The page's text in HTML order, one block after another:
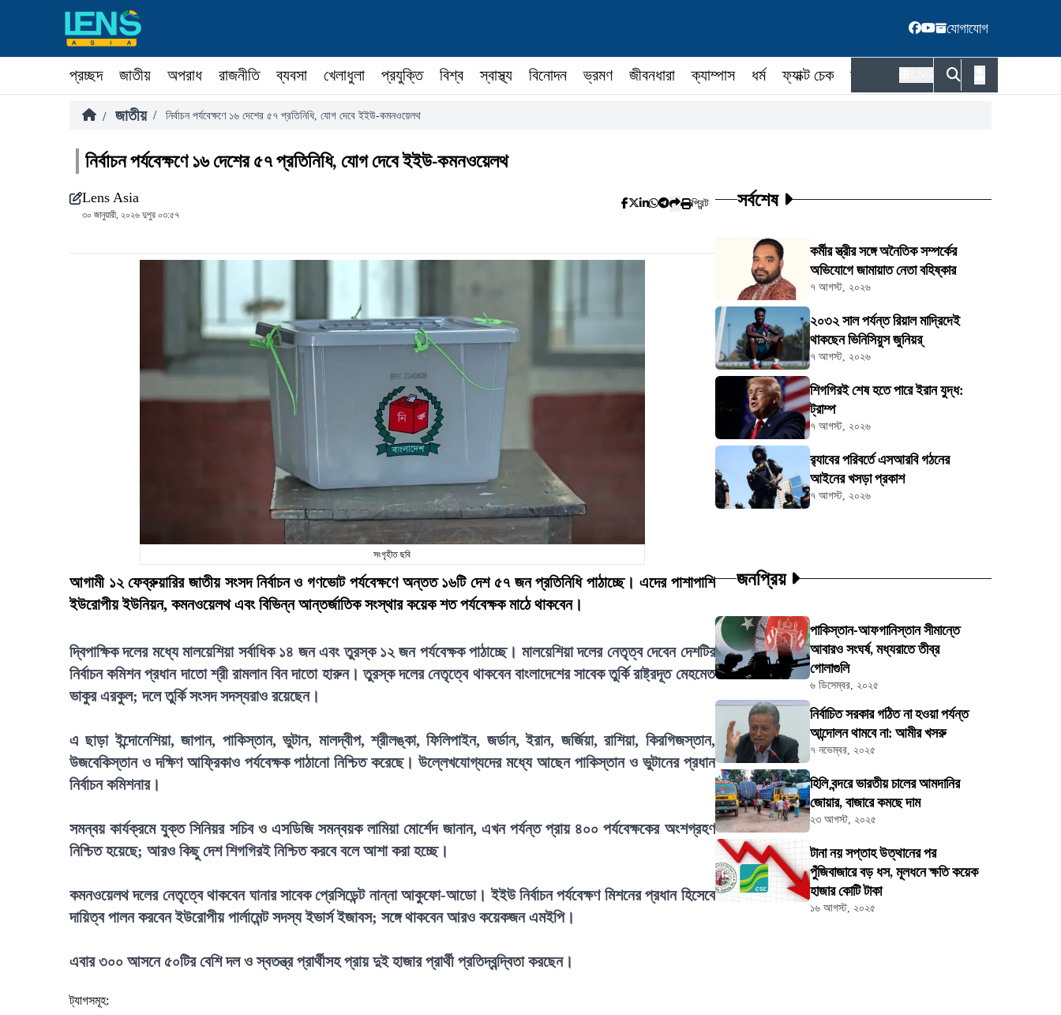
যোগাযোগ
প্রচ্ছদ জাতীয় অপরাধ রাজনীতি ব্যবসা খেলাধুলা প্রযুক্তি বিশ্ব স্বাস্থ্য বিনোদন ভ্রমণ জীবনধারা ক্যাম্পাস ধর্ম ফ্যাক্ট চেক কর্মকর্তা
/ জাতীয় / নির্বাচন পর্যবেক্ষণে ১৬ দেশের ৫৭ প্রতিনিধি, যোগ দেবে ইইউ-কমনওয়েলথ
নির্বাচন পর্যবেক্ষণে ১৬ দেশের ৫৭ প্রতিনিধি, যোগ দেবে ইইউ-কমনওয়েলথ
Lens Asia
৩০ জানুয়ারী, ২০২৬ দুপুর ০৩:৫৭
প্রিন্ট
সংগৃহীত ছবি
আগামী ১২ ফেব্রুয়ারির জাতীয় সংসদ নির্বাচন ও গণভোট পর্যবেক্ষণে অন্তত ১৬টি দেশ ৫৭ জন প্রতিনিধি পাঠাচ্ছে। এদের পাশাপাশি
ইউরোপীয় ইউনিয়ন, কমনওয়েলথ এবং বিভিন্ন আন্তর্জাতিক সংস্থার কয়েক শত পর্যবেক্ষক মাঠে থাকবেন।
দ্বিপাক্ষিক দলের মধ্যে মালয়েশিয়া সর্বাধিক ১৪ জন এবং তুরস্ক ১২ জন পর্যবেক্ষক পাঠাচ্ছে। মালয়েশিয়া দলের নেতৃত্ব দেবেন দেশটির
নির্বাচন কমিশন প্রধান দাতো শ্রী রামলান বিন দাতো হারুন। তুরস্ক দলের নেতৃত্বে থাকবেন বাংলাদেশের সাবেক তুর্কি রাষ্ট্রদূত মেহমেত
ভাকুর এরকুল; দলে তুর্কি সংসদ সদস্যরাও রয়েছেন।
এ ছাড়া ইন্দোনেশিয়া, জাপান, পাকিস্তান, ভুটান, মালদ্বীপ, শ্রীলঙ্কা, ফিলিপাইন, জর্ডান, ইরান, জর্জিয়া, রাশিয়া, কিরগিজস্তান,
উজবেকিস্তান ও দক্ষিণ আফ্রিকাও পর্যবেক্ষক পাঠানো নিশ্চিত করেছে। উল্লেখযোগ্যদের মধ্যে আছেন পাকিস্তান ও ভুটানের প্রধান
নির্বাচন কমিশনার।
সমন্বয় কার্যক্রমে যুক্ত সিনিয়র সচিব ও এসডিজি সমন্বয়ক লামিয়া মোর্শেদ জানান, এখন পর্যন্ত প্রায় ৪০০ পর্যবেক্ষকের অংশগ্রহণ
নিশ্চিত হয়েছে; আরও কিছু দেশ শিগগিরই নিশ্চিত করবে বলে আশা করা হচ্ছে।
কমনওয়েলথ দলের নেতৃত্বে থাকবেন ঘানার সাবেক প্রেসিডেন্ট নান্না আকুফো-আডো। ইইউ নির্বাচন পর্যবেক্ষণ মিশনের প্রধান হিসেবে
দায়িত্ব পালন করবেন ইউরোপীয় পার্লামেন্ট সদস্য ইভার্স ইজাবস; সঙ্গে থাকবেন আরও কয়েকজন এমইপি।
এবার ৩০০ আসনে ৫০টির বেশি দল ও স্বতন্ত্র প্রার্থীসহ প্রায় দুই হাজার প্রার্থী প্রতিদ্বন্দ্বিতা করছেন।
ট্যাগসমূহ:
সর্বশেষ
কর্মীর স্ত্রীর সঙ্গে অনৈতিক সম্পর্কের
অভিযোগে জামায়াত নেতা বহিষ্কার
৭ আগস্ট, ২০২৬
২০৩২ সাল পর্যন্ত রিয়াল মাদ্রিদেই
থাকছেন ভিনিসিয়ুস জুনিয়র্
৭ আগস্ট, ২০২৬
শিগগিরই শেষ হতে পারে ইরান যুদ্ধ:
ট্রাম্প
৭ আগস্ট, ২০২৬
র‍্যাবের পরিবর্তে এসআরবি গঠনের
আইনের খসড়া প্রকাশ
৭ আগস্ট, ২০২৬
জনপ্রিয়
পাকিস্তান-আফগানিস্তান সীমান্তে
আবারও সংঘর্ষ, মধ্যরাতে তীব্র
গোলাগুলি
৬ ডিসেম্বর, ২০২৫
নির্বাচিত সরকার গঠিত না হওয়া পর্যন্ত
আন্দোলন থামবে না: আমীর খসরু
৭ নভেম্বর, ২০২৫
হিলি বন্দরে ভারতীয় চালের আমদানির
জোয়ার, বাজারে কমছে দাম
২৩ আগস্ট, ২০২৫
টানা নয় সপ্তাহ উত্থানের পর
পুঁজিবাজারে বড় ধস, মূলধনে ক্ষতি কয়েক
হাজার কোটি টাকা
১৬ আগস্ট, ২০২৫